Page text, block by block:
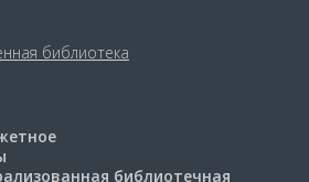
библиотека
библиотечная